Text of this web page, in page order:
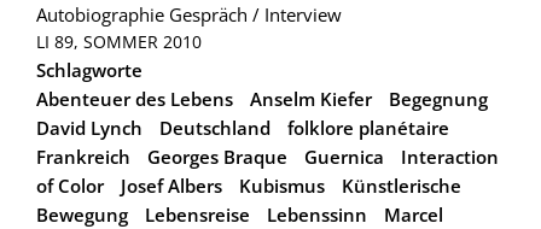
Autobiographie Gespräch / Interview
LI 89, SOMMER 2010
Schlagworte
Abenteuer des Lebens
Anselm Kiefer
Begegnung
David Lynch
Deutschland
folklore planétaire
Frankreich
Georges Braque Guernica
Interaction
of Color
Josef Albers Kubismus
Künstlerische
Bewegung
Lebensreise Lebenssinn
Marcel